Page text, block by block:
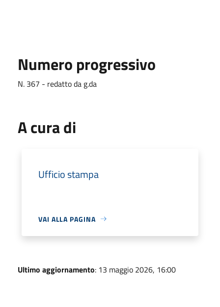
Numero progressivo
N. 367 - redatto da g.da
A cura di
Ufficio stampa
VAI ALLA PAGINA
Ultimo aggiornamento: 13 maggio 2026, 16:00